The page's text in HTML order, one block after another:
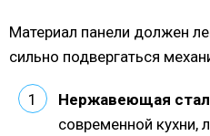
Материал панели должен
сильно подвергаться
Нержавеющая
современной кухни,